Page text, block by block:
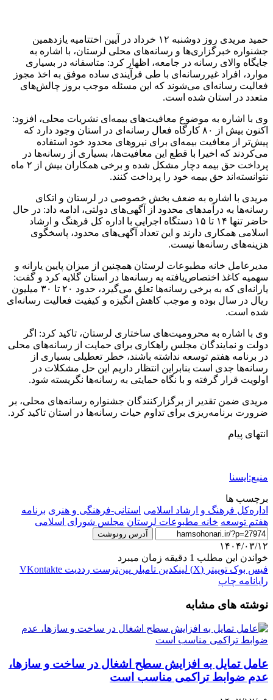
حمید مریدی روز دوشنبه ۱۲ خرداد در آیین اختتامیه یازدهمین
جشنواره خبرگزاری‌ها و رسانه‌های محلی لرستان، با اشاره به
جایگاه والای رسانه در جامعه، اظهار کرد: متاسفانه در بسیاری
موارد، افراد غیررسانه‌ای با طی فرآیندی ساده موفق به اخذ مجوز
فعالیت رسانه‌ای می‌شوند که این مسئله موجب بروز چالش‌های
متعدد در استان شده است.
وی با اشاره به موضوع معافیت‌های بیمه‌ای نشریات محلی، افزود:
اکنون بیش از ۸۰ کارگاه فعال رسانه‌ای در استان وجود دارد که
پیش‌تر از معافیت بیمه‌ای برای نیروهای محدود خود استفاده
می‌کردند که اخیرا با قطع این معافیت‌ها، بسیاری از رسانه‌ها در
پرداخت حق بیمه دچار مشکل شده‌ و برخی همکاران بیش از ۲ ماه
نتوانسته‌اند حق بیمه خود را پرداخت کنند.
مریدی با اشاره به ضعف بخش خصوصی در لرستان و اتکای
رسانه‌ها به درآمدهای محدود از آگهی‌های دولتی، ادامه داد: در حال
حاضر تنها ۱۴ تا ۱۵ دستگاه اجرایی با اداره کل فرهنگ و ارشاد
اسلامی همکاری دارند و این تعداد آگهی‌های محدود، پاسخگوی
هزینه‌های رسانه‌ها نیست.
مدیرعامل خانه مطبوعات لرستان همچنین از میزان پایین یارانه و
سهمیه کاغذ اختصاص‌یافته به رسانه‌ها در استان گلایه کرد و گفت:
یارانه‌ای که به برخی رسانه‌ها تعلق می‌گیرد، حدود ۲۰ تا ۳۰ میلیون
ریال در سال بوده و موجب کاهش انگیزه و کیفیت فعالیت رسانه‌ای
شده است.
وی با اشاره به محرومیت‌های ساختاری لرستان، تاکید کرد: اگر
دولت و نمایندگان مجلس راهکاری برای حمایت از رسانه‌های محلی
در برنامه هفتم توسعه نداشته باشند، خطر تعطیلی بسیاری از
رسانه‌ها جدی است بنابراین انتظار داریم این حل مشکلات در
اولویت قرار گرفته و با نگاه حمایتی به رسانه‌ها نگریسته شود.
مریدی ضمن تقدیر از برگزارکنندگان جشنواره رسانه‌های محلی، بر
ضرورت برنامه‌ریزی برای تداوم حیات رسانه‌ها در استان تاکید کرد.
انتهای پیام
منبع:ایسنا
برچسب ها
اداره‌کل فرهنگ و ارشاد اسلامی استانی-فرهنگی و هنری برنامه
هفتم توسعه خانه مطبوعات لرستان مجلس شورای اسلامی
آدرس رونوشت
۱۴۰۴/۰۳/۱۲
خواندن این مطلب 1 دقیقه زمان میبرد
فیس بوک توییتر (X) لینکدین ‫تامبلر ‫پین‌ترست ‫رددیت ‫VKontakte
رایانامه چاپ
نوشته های مشابه
عامل تمایل به افزایش سطح اشغال در ساخت و سازها،
عدم ضوابط تراکمی مناسب است